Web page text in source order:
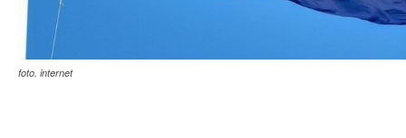
foto. internet